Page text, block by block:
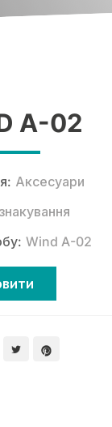
A-02
Аксесуари
Wind A-02